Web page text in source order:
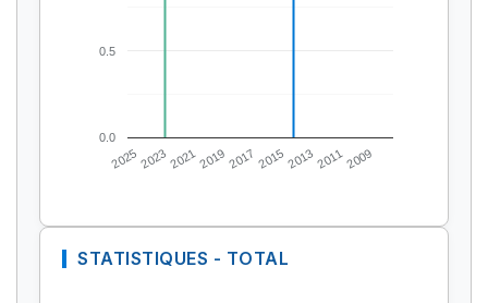
20252023202120192017 2015201320112009
0.0
0.5
STATISTIQUES - TOTAL